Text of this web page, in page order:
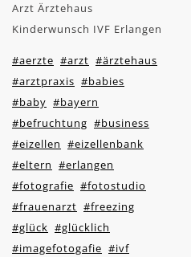
Arzt Ärztehaus
Kinderwunsch IVF Erlangen
#aerzte #arzt #ärztehaus
#arztpraxis #babies
#baby #bayern
#befruchtung #business
#eizellen #eizellenbank
#eltern #erlangen
#fotografie #fotostudio
#frauenarzt #freezing
#glück #glücklich
#imagefotogafie #ivf